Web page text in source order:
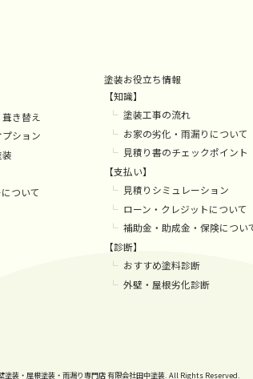
き替え
ション
ついて
塗装お役立ち情報
【知識】
塗装工事の流れ
お家の劣化・雨漏りについて
見積り書のチェックポイント
【支払い】
見積りシミュレーション
ローン・クレジットについて
補助金・助成金・保険につい
【診断】
おすすめ塗料診断
外壁・屋根劣化診断
装・屋根塗装・雨漏り専門店 有限会社田中塗装. All Rights Reserved.